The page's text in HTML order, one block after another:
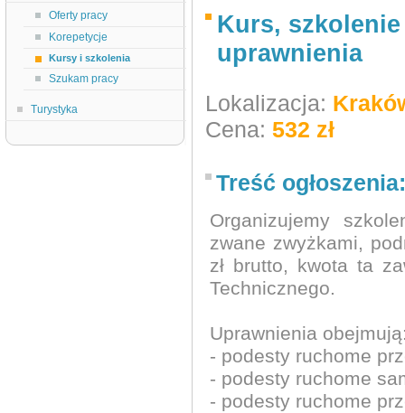
Oferty pracy
Korepetycje
Kursy i szkolenia
Szukam pracy
Turystyka
Kurs,
uprawnienia
Lokalizacja:
Cena: 532 zł
Treść ogłoszenia:
Organizujemy
zwane zwyżkami,
zł brutto, kwota ta
Technicznego.
Uprawnienia
- podesty ruchome
- podesty ruchome
- podesty ruchome